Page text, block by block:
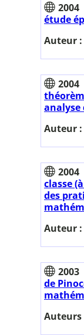
2004
étude
Auteur :
2004
analyse
Auteur :
2004
classe
des
Auteur :
2003
de
Auteurs